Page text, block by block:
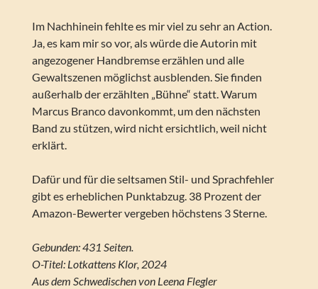
Im Nachhinein fehlte es mir viel zu sehr an Action.
Ja, es kam mir so vor, als würde die Autorin mit
angezogener Handbremse erzählen und alle
Gewaltszenen möglichst ausblenden. Sie finden
außerhalb der erzählten „Bühne“ statt. Warum
Marcus Branco davonkommt, um den nächsten
Band zu stützen, wird nicht ersichtlich, weil nicht
erklärt.
Dafür und für die seltsamen Stil- und Sprachfehler
gibt es erheblichen Punktabzug. 38 Prozent der
Amazon-Bewerter vergeben höchstens 3 Sterne.
Gebunden: 431 Seiten.
O-Titel: Lotkattens Klor, 2024
Aus dem Schwedischen von Leena Flegler